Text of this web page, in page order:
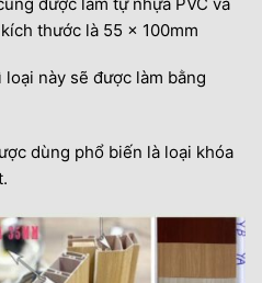
thước là 55 x 100mm
này sẽ được làm bằng
dùng phổ biến là loại khóa